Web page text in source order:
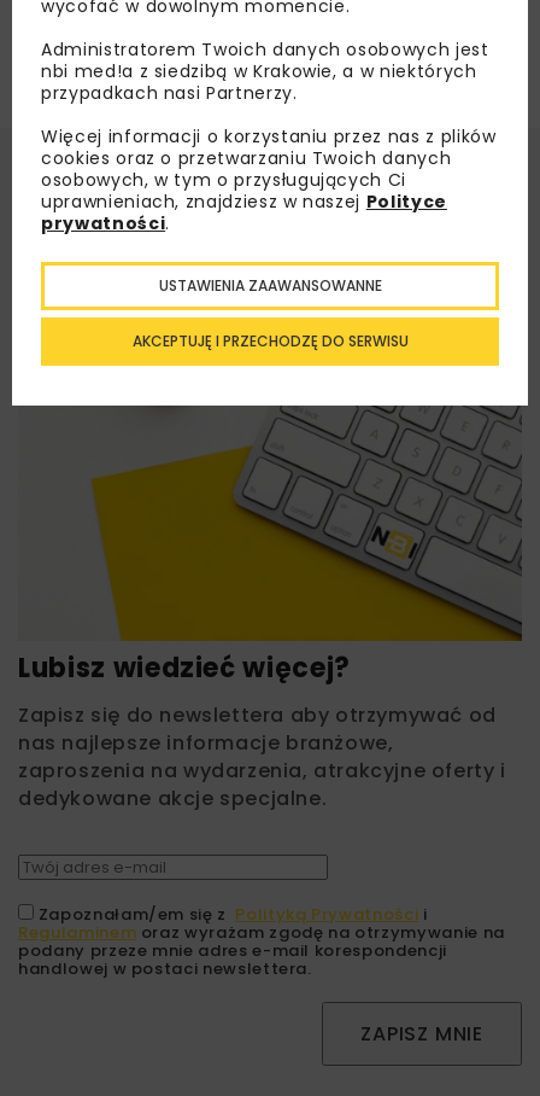
Lubisz wiedzieć więcej?
Zapisz się do newslettera aby otrzymywać od
nas najlepsze informacje branżowe,
zaproszenia na wydarzenia, atrakcyjne oferty i
dedykowane akcje specjalne.
Zapoznałam/em się z Polityką Prywatności i
Regulaminem oraz wyrażam zgodę na otrzymywanie na
podany przeze mnie adres e-mail korespondencji
handlowej w postaci newslettera.
ZAPISZ MNIE
wycofać w dowolnym momencie.
Administratorem Twoich danych osobowych jest
nbi med!a z siedzibą w Krakowie, a w niektórych
przypadkach nasi Partnerzy.
Więcej informacji o korzystaniu przez nas z plików
cookies oraz o przetwarzaniu Twoich danych
osobowych, w tym o przysługujących Ci
uprawnieniach, znajdziesz w naszej Polityce
prywatności.
AKCEPTUJĘ I PRZECHODZĘ DO SERWISU
USTAWIENIA ZAAWANSOWANNE